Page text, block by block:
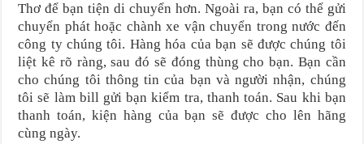
Thơ để bạn tiện di chuyển hơn. Ngoài ra, bạn có thể gửi
chuyển phát hoặc chành xe vận chuyển trong nước đến
công ty chúng tôi. Hàng hóa của bạn sẽ được chúng tôi
liệt kê rõ ràng, sau đó sẽ đóng thùng cho bạn. Bạn cần
cho chúng tôi thông tin của bạn và người nhận, chúng
tôi sẽ làm bill gửi bạn kiểm tra, thanh toán. Sau khi bạn
thanh toán, kiện hàng của bạn sẽ được cho lên hãng
cùng ngày.